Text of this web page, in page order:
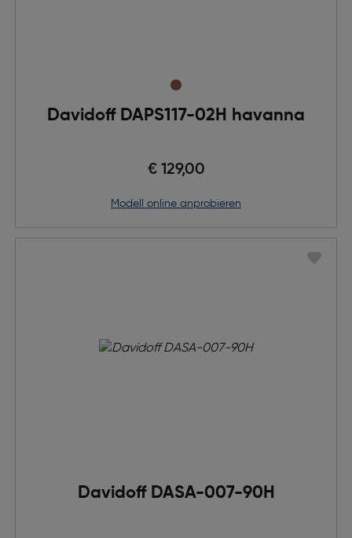
Davidoff DAPS117-02H havanna
€ 129,00
Modell online anprobieren
Davidoff DASA-007-90H